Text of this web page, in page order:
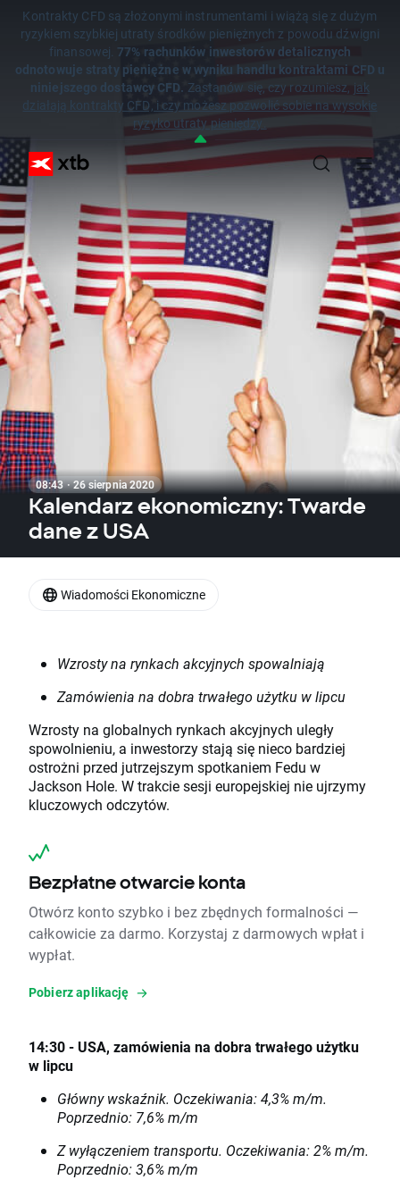
Kontrakty CFD są złożonymi instrumentami i wiążą się z dużym
ryzykiem szybkiej utraty środków pieniężnych z powodu dźwigni
finansowej. 77% rachunków inwestorów detalicznych
odnotowuje straty pieniężne w wyniku handlu kontraktami CFD u
niniejszego dostawcy CFD. Zastanów się, czy rozumiesz, jak
działają kontrakty CFD, i czy możesz pozwolić sobie na wysokie
ryzyko utraty pieniędzy.
08:43 · 26 sierpnia 2020
Kalendarz ekonomiczny: Twarde
dane z USA
Wzrosty na rynkach akcyjnych spowalniają
Zamówienia na dobra trwałego użytku w lipcu
Wzrosty na globalnych rynkach akcyjnych uległy
spowolnieniu, a inwestorzy stają się nieco bardziej
ostrożni przed jutrzejszym spotkaniem Fedu w
Jackson Hole. W trakcie sesji europejskiej nie ujrzymy
kluczowych odczytów.
Bezpłatne otwarcie konta
Otwórz konto szybko i bez zbędnych formalności —
całkowicie za darmo. Korzystaj z darmowych wpłat i
wypłat.
Pobierz aplikację
14:30 - USA, zamówienia na dobra trwałego użytku
w lipcu
Główny wskaźnik. Oczekiwania: 4,3% m/m.
Poprzednio: 7,6% m/m
Z wyłączeniem transportu. Oczekiwania: 2% m/m.
Poprzednio: 3,6% m/m
Wiadomości Ekonomiczne